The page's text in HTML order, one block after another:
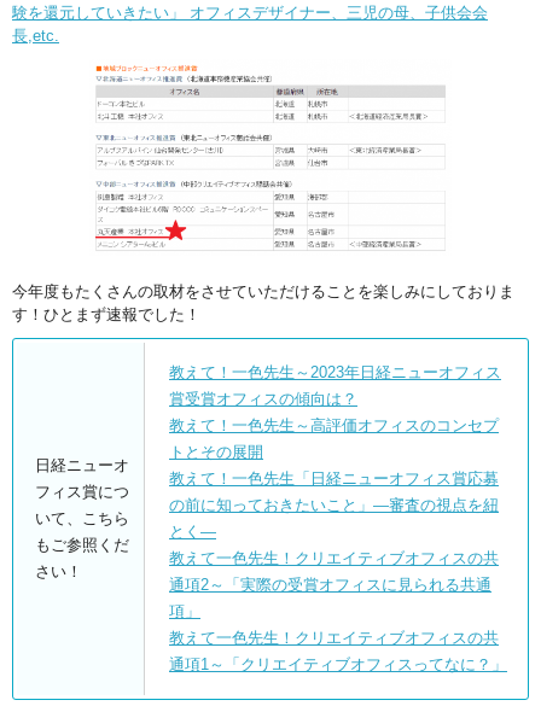
験を還元していきたい」 オフィスデザイナー、三児の母、子供会会
長,etc.
今年度もたくさんの取材をさせていただけることを楽しみにしておりま
す！ひとまず速報でした！
日経ニューオ
フィス賞につ
いて、こちら
もご参照くだ
さい！
教えて！一色先生～2023年日経ニューオフィス
賞受賞オフィスの傾向は？
教えて！一色先生～高評価オフィスのコンセプ
トとその展開
教えて！一色先生「日経ニューオフィス賞応募
の前に知っておきたいこと」―審査の視点を紐
とく―
教えて一色先生！クリエイティブオフィスの共
通項2～「実際の受賞オフィスに見られる共通
項」
教えて一色先生！クリエイティブオフィスの共
通項1～「クリエイティブオフィスってなに？」